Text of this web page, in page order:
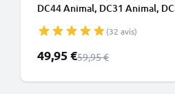
DC44 Animal, DC31 Animal,
(32 avis)
Prix spécial
49,95 €Prix normal
59,95 €